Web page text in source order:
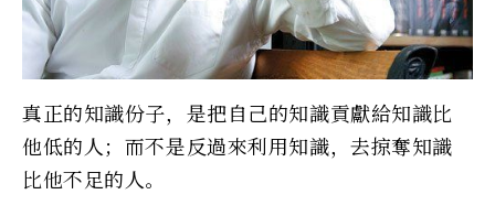
真正的知識份子，是把自己的知識貢獻給知識比
他低的人；而不是反過來利用知識，去掠奪知識
比他不足的人。